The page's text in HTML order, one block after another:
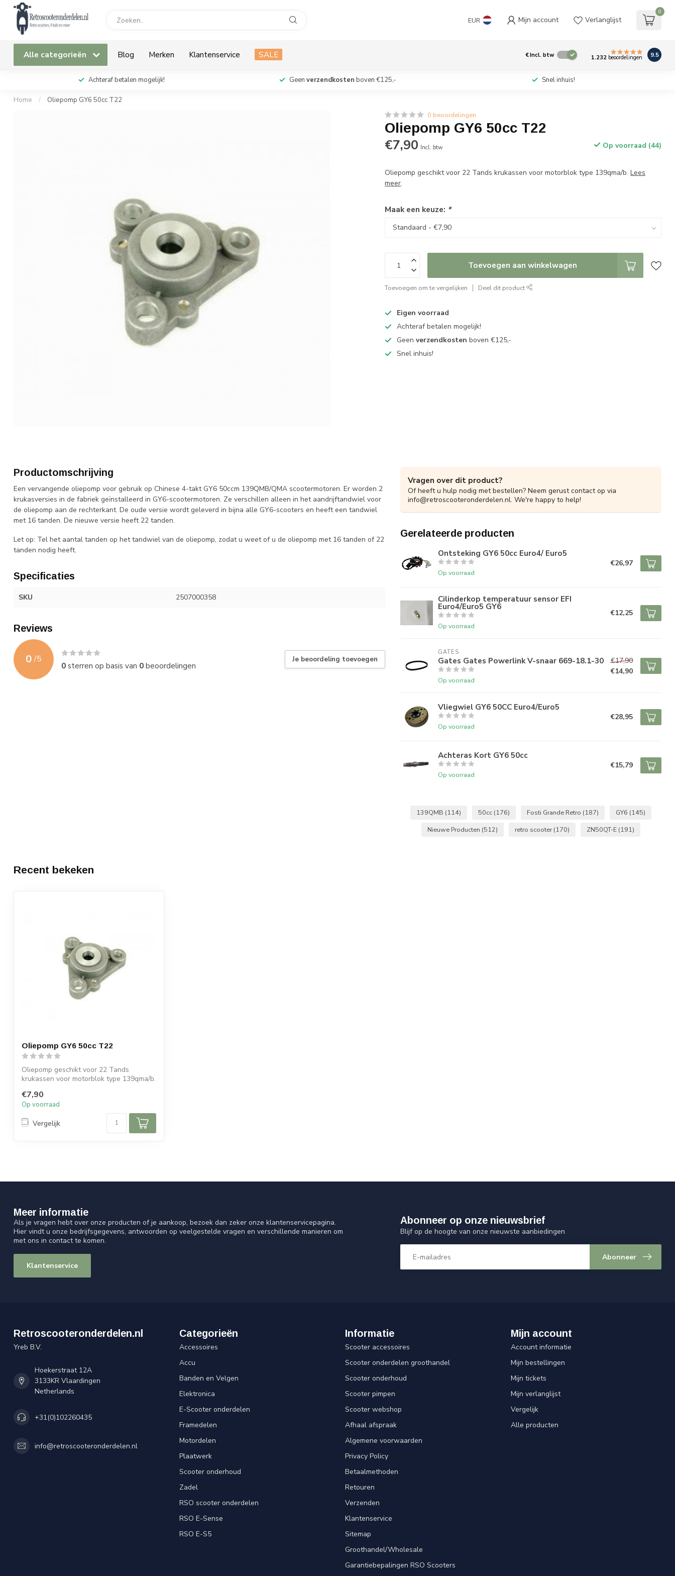
EUR Mijn account Verlanglijst
0
Alle categorieën Blog Merken Klantenservice SALE €Incl. btw 1.232 beoordelingen 9.5
Achteraf betalen mogelijk! Geen verzendkosten boven €125,- Snel inhuis!
Home / Oliepomp GY6 50cc T22
0 beoordelingen
Oliepomp GY6 50cc T22
€7,90 Incl. btw Op voorraad (44)
Oliepomp geschikt voor 22 Tands krukassen voor motorblok type 139qma/b.Lees
meer.
Maak een keuze: *
Toevoegen aan winkelwagen
Toevoegen om te vergelijken Deel dit product
Eigen voorraad
Achteraf betalen mogelijk!
Geenverzendkosten boven €125,-
Snel inhuis!
Productomschrijving
Een vervangende oliepomp voor gebruik op Chinese 4-takt GY6 50ccm 139QMB/QMA scootermotoren. Er worden 2
krukasversies in de fabriek geïnstalleerd in GY6-scootermotoren. Ze verschillen alleen in het aandrijftandwiel voor
de oliepomp aan de rechterkant. De oude versie wordt geleverd in bijna alle GY6-scooters en heeft een tandwiel
met 16 tanden. De nieuwe versie heeft 22 tanden.
Let op: Tel het aantal tanden op het tandwiel van de oliepomp, zodat u weet of u de oliepomp met 16 tanden of 22
tanden nodig heeft.
Specificaties
SKU 2507000358
Reviews
0 /5
0sterren op basis van 0beoordelingen
Je beoordeling toevoegen
Vragen over dit product?
Of heeft u hulp nodig met bestellen? Neem gerust contact op via
info@retroscooteronderdelen.nl. We're happy to help!
Gerelateerde producten
Ontsteking GY6 50cc Euro4/ Euro5
Op voorraad
€26,97
Cilinderkop temperatuur sensor EFI
Euro4/Euro5 GY6
Op voorraad
€12,25
GATES
Gates Gates Powerlink V-snaar 669-18.1-30
Op voorraad
€17,90
€14,90
Vliegwiel GY6 50CC Euro4/Euro5
Op voorraad
€28,95
Achteras Kort GY6 50cc
Op voorraad
€15,79
139QMB (114) 50cc (176) Fosti Grande Retro (187) GY6 (145)
Nieuwe Producten (512) retro scooter (170) ZN50QT-E (191)
Recent bekeken
Oliepomp GY6 50cc T22
Oliepomp geschikt voor 22 Tands
krukassen voor motorblok type 139qma/b.
€7,90
Op voorraad
Vergelijk
Meer informatie
Als je vragen hebt over onze producten of je aankoop, bezoek dan zeker onze klantenservicepagina.
Hier vindt u onze bedrijfsgegevens, antwoorden op veelgestelde vragen en verschillende manieren om
met ons in contact te komen.
Klantenservice
Abonneer op onze nieuwsbrief
Blijf op de hoogte van onze nieuwste aanbiedingen
Abonneer
Retroscooteronderdelen.nl
Yreb B.V.
Hoekerstraat 12A
3133KR Vlaardingen
Netherlands
+31(0)102260435
info@retroscooteronderdelen.nl
Categorieën
Accessoires
Accu
Banden en Velgen
Elektronica
E-Scooter onderdelen
Framedelen
Motordelen
Plaatwerk
Scooter onderhoud
Zadel
RSO scooter onderdelen
RSO E-Sense
RSO E-S5
Informatie
Scooter accessoires
Scooter onderdelen groothandel
Scooter onderhoud
Scooter pimpen
Scooter webshop
Afhaal afspraak
Algemene voorwaarden
Privacy Policy
Betaalmethoden
Retouren
Verzenden
Klantenservice
Sitemap
Groothandel/Wholesale
Garantiebepalingen RSO Scooters
Mijn account
Account informatie
Mijn bestellingen
Mijn tickets
Mijn verlanglijst
Vergelijk
Alle producten